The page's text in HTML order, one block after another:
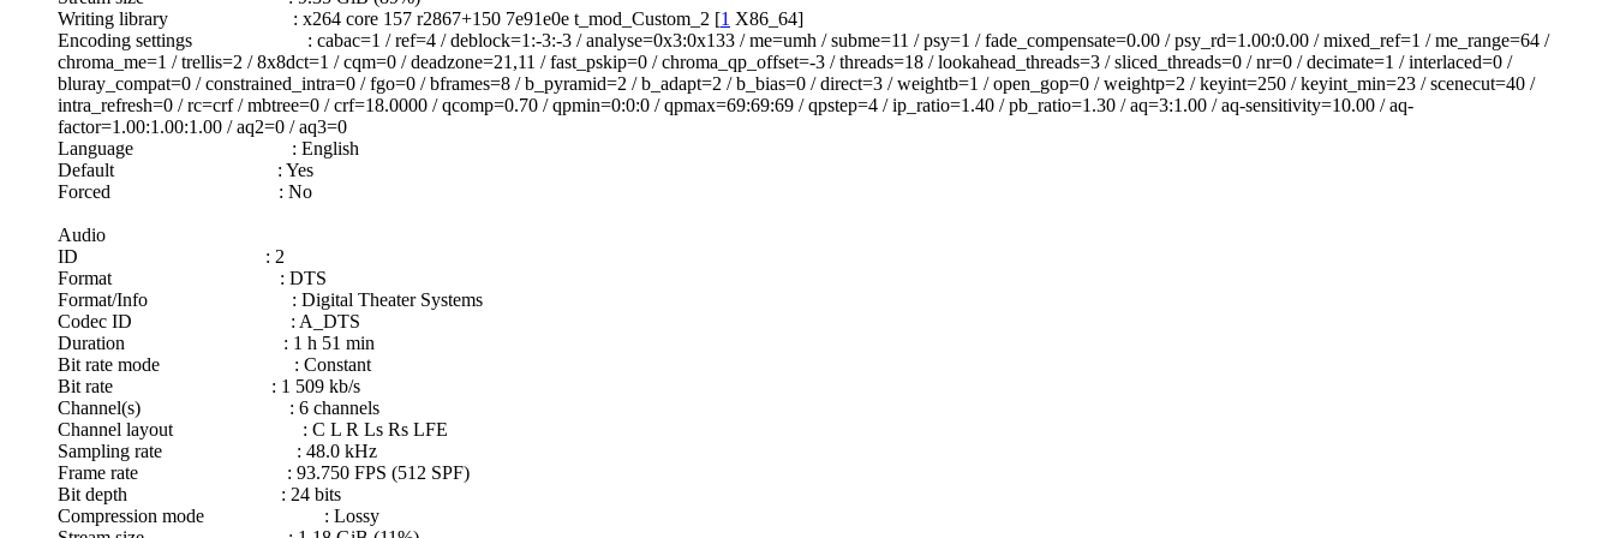
Writing library : x264 core 157 r2867+150 7e91e0e t_mod_Custom_2 [1 X86_64]
Encoding settings : cabac=1 / ref=4 / deblock=1:-3:-3 / analyse=0x3:0x133 / me=umh / subme=11 / psy=1 / fade_compensate=0.00 / psy_rd=1.00:0.00 / mixed_ref=1 / me_range=64 /
chroma_me=1 / trellis=2 / 8x8dct=1 / cqm=0 / deadzone=21,11 / fast_pskip=0 / chroma_qp_offset=-3 / threads=18 / lookahead_threads=3 / sliced_threads=0 / nr=0 / decimate=1 / interlaced=0 /
bluray_compat=0 / constrained_intra=0 / fgo=0 / bframes=8 / b_pyramid=2 / b_adapt=2 / b_bias=0 / direct=3 / weightb=1 / open_gop=0 / weightp=2 / keyint=250 / keyint_min=23 / scenecut=40 /
intra_refresh=0 / rc=crf / mbtree=0 / crf=18.0000 / qcomp=0.70 / qpmin=0:0:0 / qpmax=69:69:69 / qpstep=4 / ip_ratio=1.40 / pb_ratio=1.30 / aq=3:1.00 / aq-sensitivity=10.00 / aq-
factor=1.00:1.00:1.00 / aq2=0 / aq3=0
Language : English
Default : Yes
Forced : No
Audio
ID : 2
Format : DTS
Format/Info : Digital Theater Systems
Codec ID : A_DTS
Duration : 1 h 51 min
Bit rate mode : Constant
Bit rate : 1 509 kb/s
Channel(s) : 6 channels
Channel layout : C L R Ls Rs LFE
Sampling rate : 48.0 kHz
Frame rate : 93.750 FPS (512 SPF)
Bit depth : 24 bits
Compression mode : Lossy